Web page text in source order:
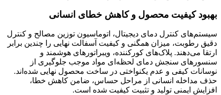
بهبود کیفیت محصول و کاهش خطای انسانی
سیستم‌های کنترل دمای دیجیتال، اتوماسیون توزین مصالح و کنترل
دقیق رطوبت، میزان همگنی و کیفیت آسفالت نهایی را چندین برابر
ارتقا می‌دهند. پلاک‌های کورکننده، ویبراتورهای هوشمند و
سنسورهای سنجش دمای لحظه‌ای مواد موجب جلوگیری از
نوسانات کیفی و عدم یکنواختی در ساخت محصول نهایی شده‌اند.
حذف مداخله انسانی از مراحل حساس، ضامن کاهش خطا،
افزایش ایمنی تولید و تثبیت کیفیت شده است.